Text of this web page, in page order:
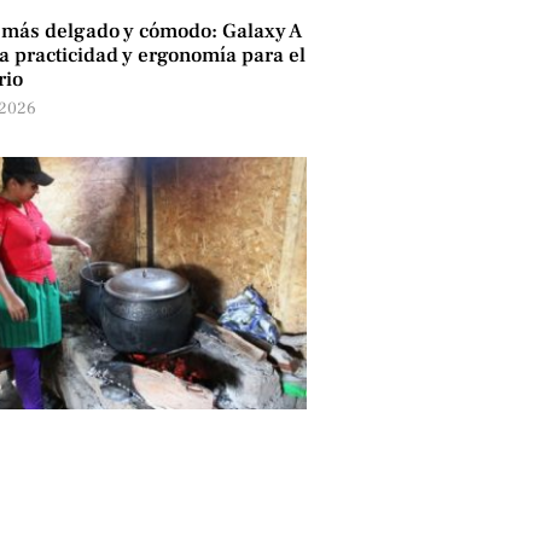
delgado y cómodo: Galaxy A
practicidad y ergonomía para el